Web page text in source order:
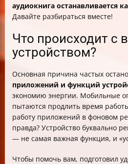
аудиокнига останавливается
Давайте разбираться вместе!
Что происходит с
устройством?
Основная причина частых
приложений и функций
экономию энергии. Мобильные
пытаются продлить время
работу приложений в фоновом
правда? Устройство буквально
— не самая важная функция, и
Чтобы помочь вам, подготовил